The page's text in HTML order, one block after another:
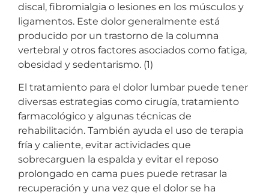
discal, fibromialgia o lesiones en los músculos y
ligamentos. Este dolor generalmente está
producido por un trastorno de la columna
vertebral y otros factores asociados como fatiga,
obesidad y sedentarismo. (1)
El tratamiento para el dolor lumbar puede tener
diversas estrategias como cirugía, tratamiento
farmacológico y algunas técnicas de
rehabilitación. También ayuda el uso de terapia
fría y caliente, evitar actividades que
sobrecarguen la espalda y evitar el reposo
prolongado en cama pues puede retrasar la
recuperación y una vez que el dolor se ha